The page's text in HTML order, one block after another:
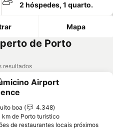
2 hóspedes, 1 quarto.
Mapa
de Porto
resultados
aos favoritos
Airport
boa
4.348
km de Porto turistico
de restaurantes locais próximos